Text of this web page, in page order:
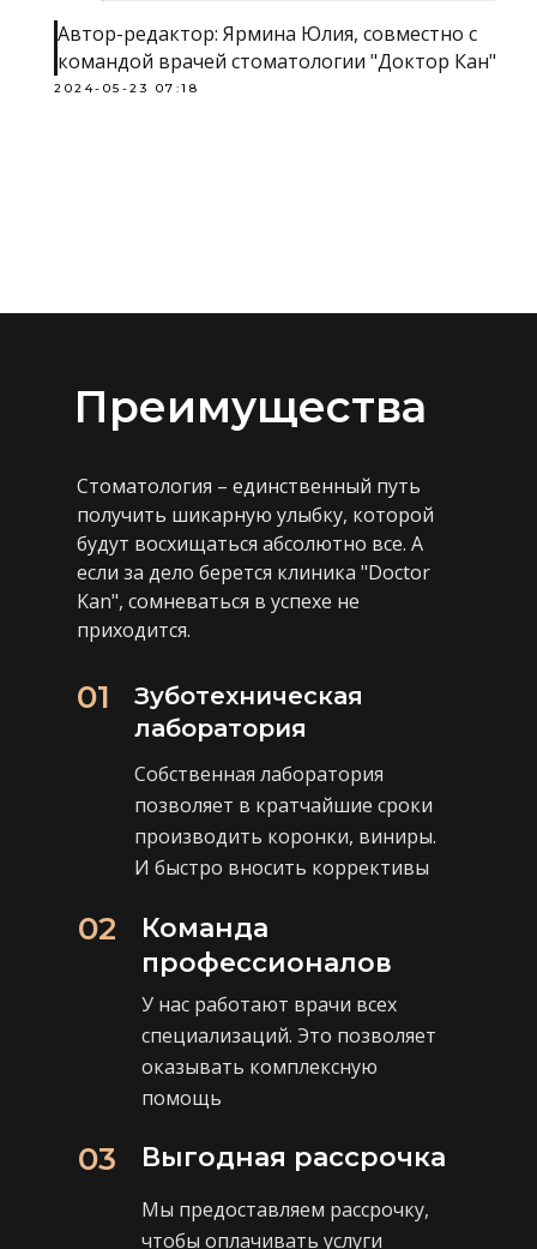
Автор-редактор: Ярмина Юлия, совместно с
командой врачей стоматологии "Доктор Кан"
2024-05-23 07:18
Преимущества
Стоматология – единственный путь
получить шикарную улыбку, которой
будут восхищаться абсолютно все. А
если за дело берется клиника "Doctor
Kan", сомневаться в успехе не
приходится.
01
Зуботехническая
лаборатория
Собственная лаборатория
позволяет в кратчайшие сроки
производить коронки, виниры.
И быстро вносить коррективы
02
Команда
профессионалов
У нас работают врачи всех
специализаций. Это позволяет
оказывать комплексную
помощь
03 Выгодная рассрочка
Мы предоставляем рассрочку,
чтобы оплачивать услуги